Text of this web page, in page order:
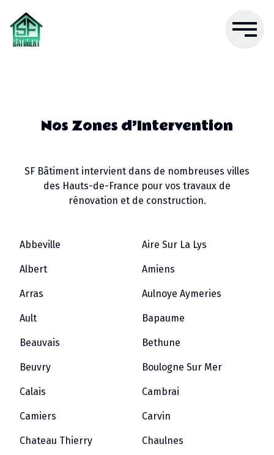
Nos Zones d’Intervention
SF Bâtiment intervient dans de nombreuses villes
des Hauts-de-France pour vos travaux de
rénovation et de construction.
Abbeville Aire Sur La Lys
Albert Amiens
Arras Aulnoye Aymeries
Ault Bapaume
Beauvais Bethune
Beuvry Boulogne Sur Mer
Calais Cambrai
Camiers Carvin
Chateau Thierry Chaulnes